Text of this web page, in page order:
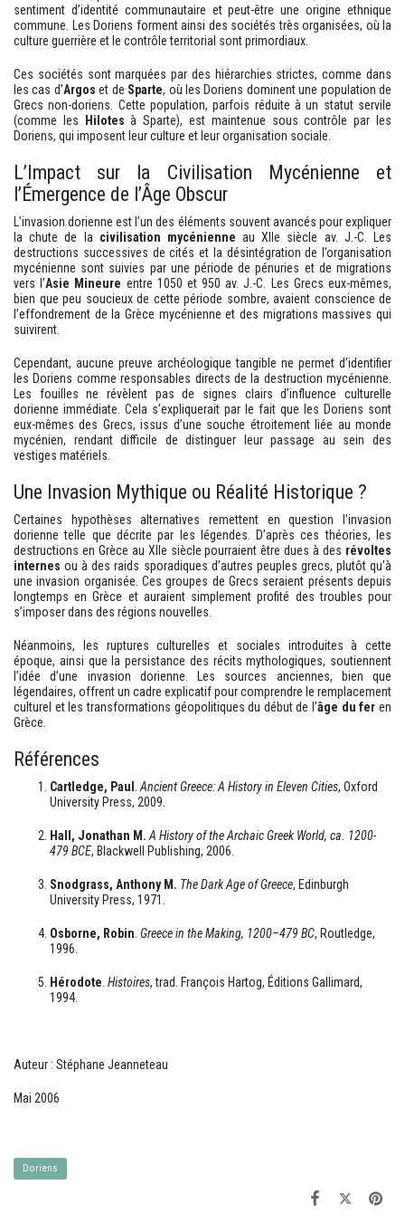
sentiment d’identité communautaire et peut-être une origine ethnique
commune. Les Doriens forment ainsi des sociétés très organisées, où la
culture guerrière et le contrôle territorial sont primordiaux.
Ces sociétés sont marquées par des hiérarchies strictes, comme dans
les cas d’Argos et de Sparte, où les Doriens dominent une population de
Grecs non-doriens. Cette population, parfois réduite à un statut servile
(comme les
Hilotes à Sparte), est maintenue sous contrôle par les
Doriens, qui imposent leur culture et leur organisation sociale.
L’Impact sur la Civilisation Mycénienne et
l’Émergence de l’Âge Obscur
L’invasion dorienne est l’un des éléments souvent avancés pour expliquer
la chute de la civilisation mycénienne au XIIe siècle av. J.-C. Les
destructions successives de cités et la désintégration de l’organisation
mycénienne sont suivies par une période de pénuries et de migrations
vers l’Asie Mineure entre 1050 et 950 av. J.-C. Les Grecs eux-mêmes,
bien que peu soucieux de cette période sombre, avaient conscience de
l’effondrement de la Grèce mycénienne et des migrations massives qui
suivirent.
Cependant, aucune preuve archéologique tangible ne permet d’identifier
les Doriens comme responsables directs de la destruction mycénienne.
Les fouilles ne révèlent pas de signes clairs d’influence culturelle
dorienne immédiate. Cela s’expliquerait par le fait que les Doriens sont
eux-mêmes des Grecs, issus d’une souche étroitement liée au monde
mycénien, rendant difficile de distinguer leur passage au sein des
vestiges matériels.
Une Invasion Mythique ou Réalité Historique ?
Certaines hypothèses alternatives remettent en question l’invasion
dorienne telle que décrite par les légendes. D’après ces théories, les
destructions en Grèce au XIIe siècle pourraient être dues à des révoltes
internes ou à des raids sporadiques d’autres peuples grecs, plutôt qu’à
une invasion organisée. Ces groupes de Grecs seraient présents depuis
longtemps en Grèce et auraient simplement profité des troubles pour
s’imposer dans des régions nouvelles.
Néanmoins, les ruptures culturelles et sociales introduites à cette
époque, ainsi que la persistance des récits mythologiques, soutiennent
l’idée d’une invasion dorienne. Les sources anciennes, bien que
légendaires, offrent un cadre explicatif pour comprendre le remplacement
culturel et les transformations géopolitiques du début de l’âge du fer en
Grèce.
Références
Cartledge, Paul Ancient Greece: A History in Eleven Cities, Oxford
University Press, 2009.
Hall, Jonathan M. A History of the Archaic Greek World, ca. 1200-
479 BCE, Blackwell Publishing, 2006.
Snodgrass, Anthony M. The Dark Age of Greece, Edinburgh
University Press, 1971.
Osborne, Robin Greece in the Making, 1200–479 BC, Routledge,
1996.
Hérodote Histoires, trad. François Hartog, Éditions Gallimard,
1994.
Auteur : Stéphane Jeanneteau
Mai 2006
Doriens